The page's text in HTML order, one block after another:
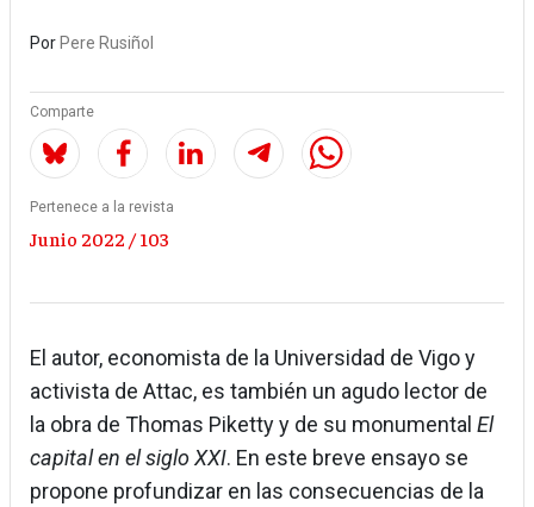
Por Pere Rusiñol
Comparte
Pertenece a la revista
Junio 2022 / 103
El autor, economista de la Universidad de Vigo y
activista de Attac, es también un agudo lector de
la obra de Thomas Piketty y de su monumental El
capital en el siglo XXI. En este breve ensayo se
propone profundizar en las consecuencias de la